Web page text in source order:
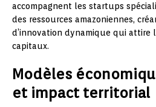
accompagnent les startups
des ressources amazoniennes,
d’innovation dynamique qui attire
capitaux.
Modèles
et impact territorial